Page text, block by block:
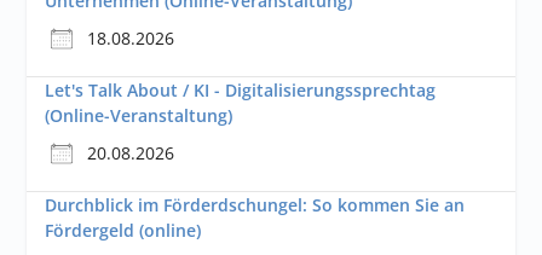
18.08.2026
Let's Talk About / KI - Digitalisierungssprechtag
(Online-Veranstaltung)
20.08.2026
Durchblick im Förderdschungel: So kommen Sie an
Fördergeld (online)